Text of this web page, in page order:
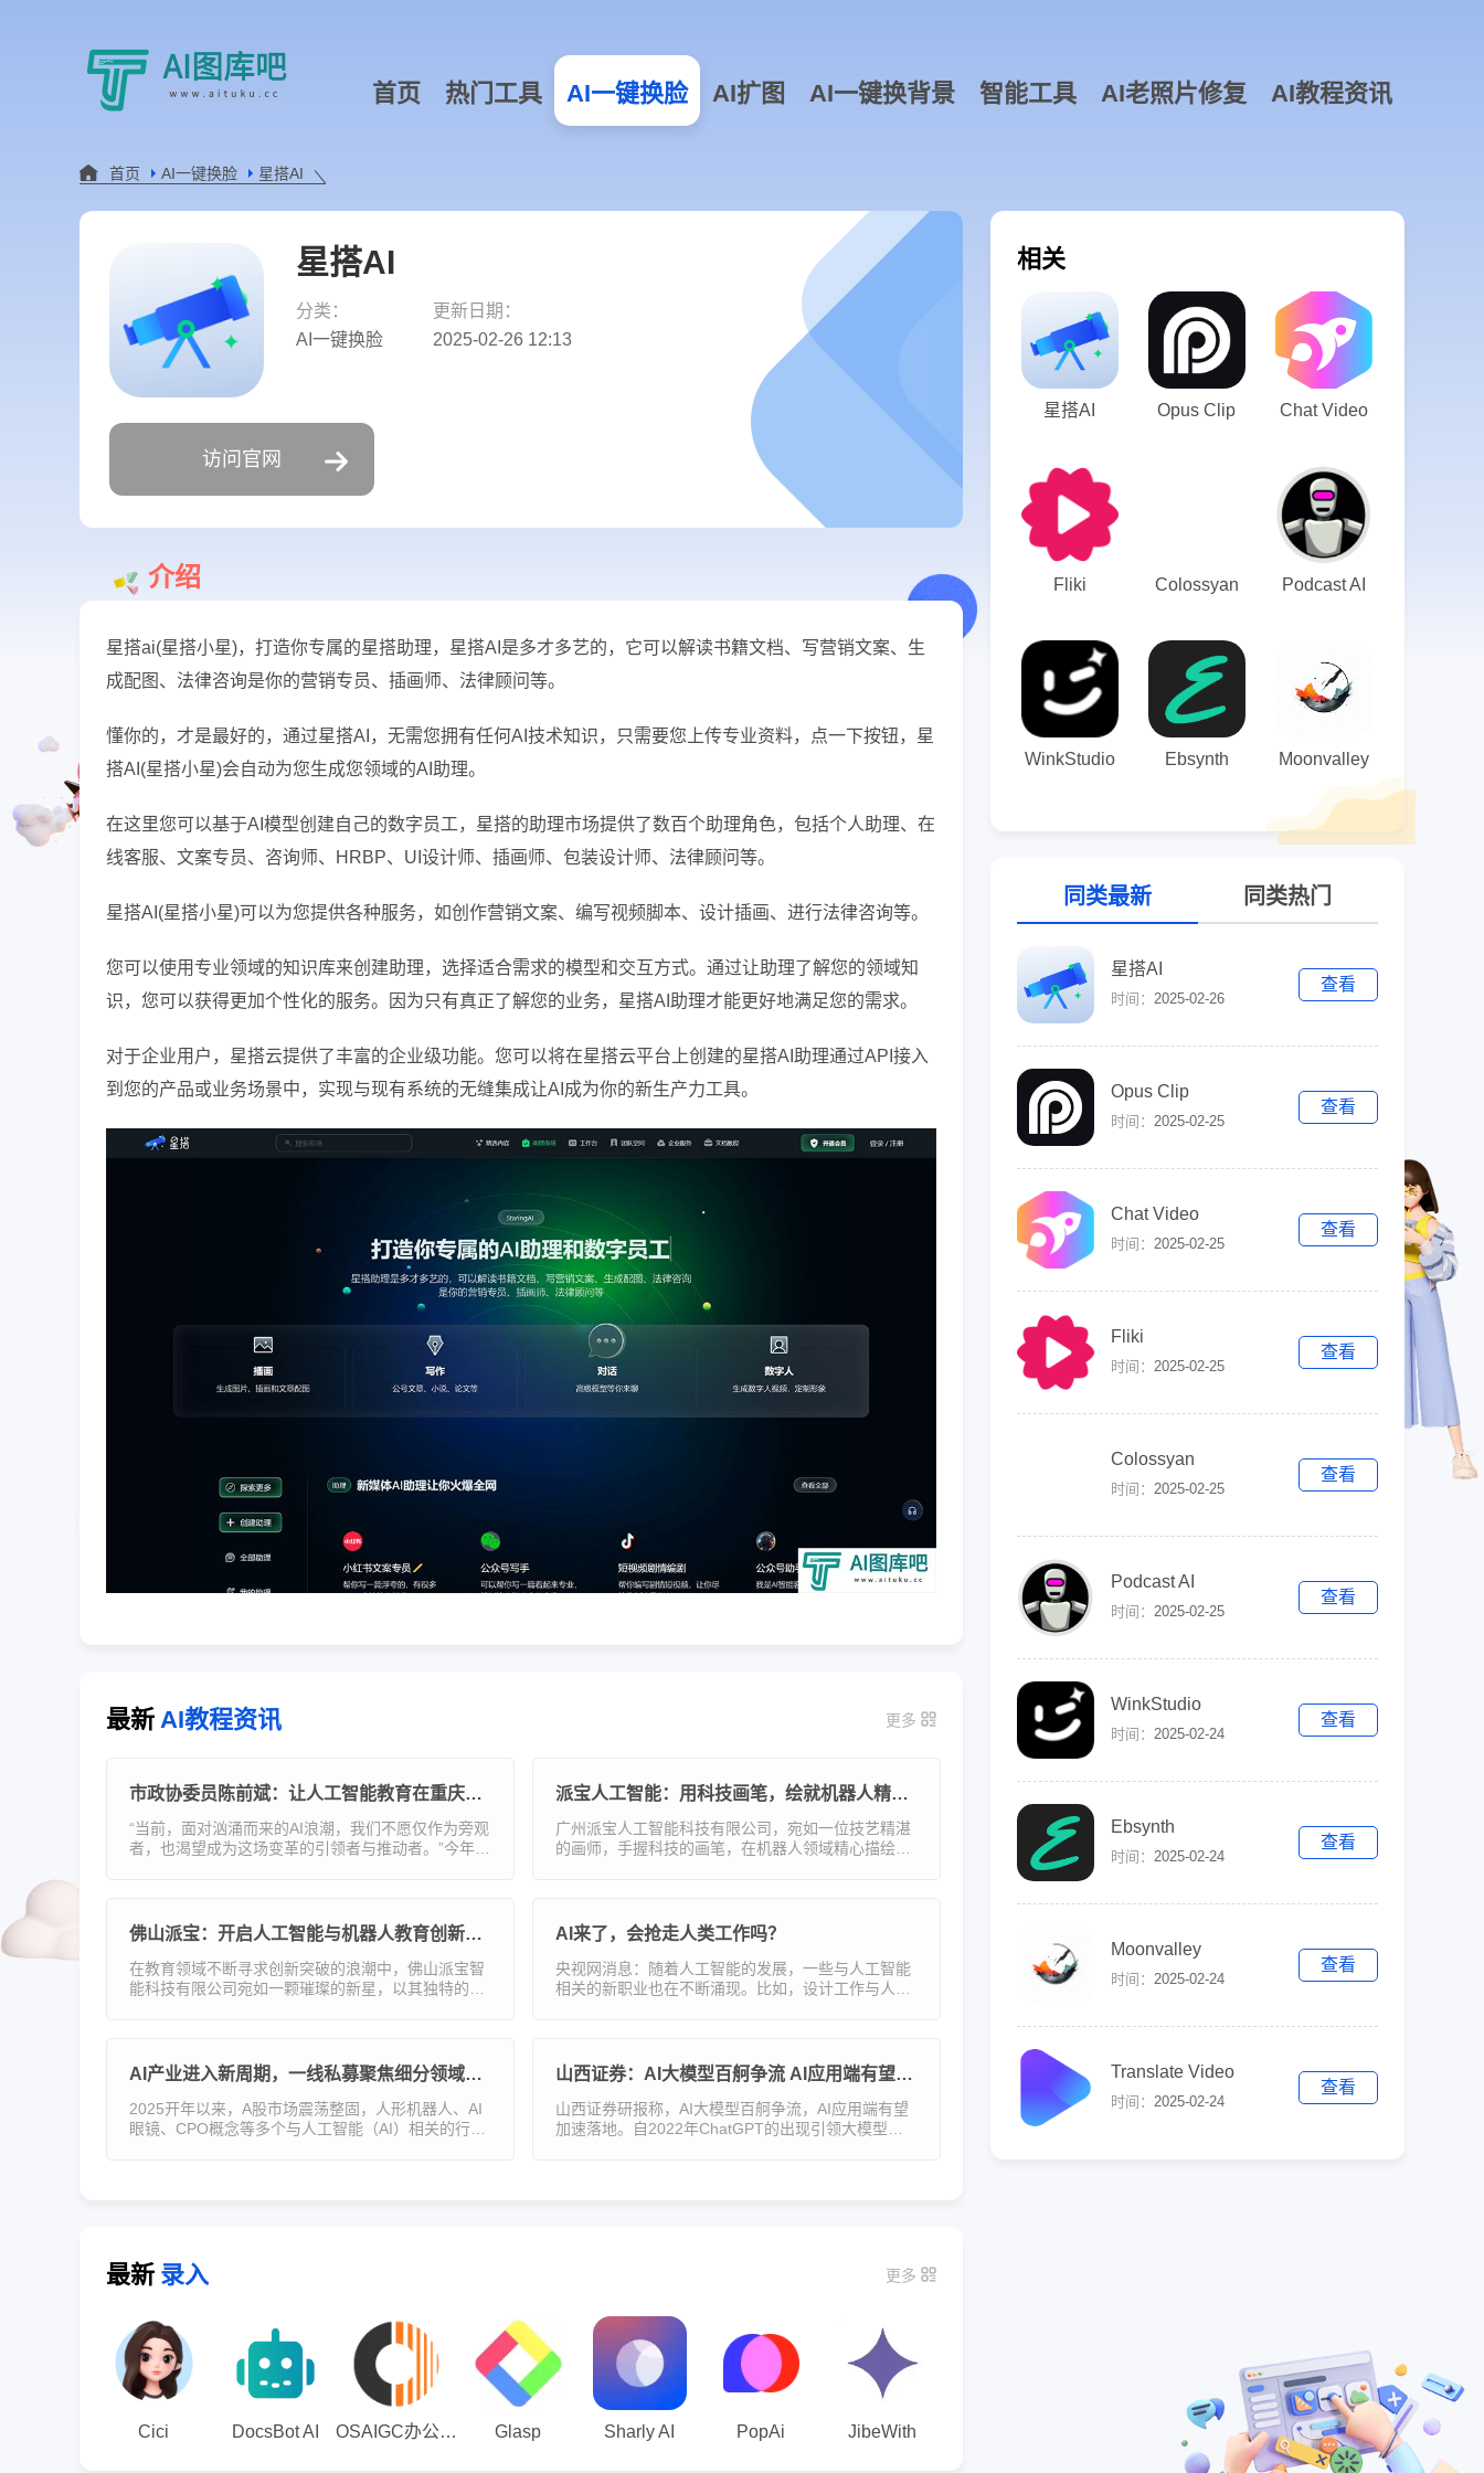
首页 热门工具 AI一键换脸 AI扩图 AI一键换背景 智能工具 AI老照片修复 AI教程资讯
首页 AI一键换脸 星搭AI
星搭AI
分类：
AI一键换脸
更新日期：
2025-02-26 12:13
访问官网
介绍
星搭ai(星搭小星)，打造你专属的星搭助理，星搭AI是多才多艺的，它可以解读书籍文档、写营销文案、生
成配图、法律咨询是你的营销专员、插画师、法律顾问等。
懂你的，才是最好的，通过星搭AI，无需您拥有任何AI技术知识，只需要您上传专业资料，点一下按钮，星
搭AI(星搭小星)会自动为您生成您领域的AI助理。
在这里您可以基于AI模型创建自己的数字员工，星搭的助理市场提供了数百个助理角色，包括个人助理、在
线客服、文案专员、咨询师、HRBP、UI设计师、插画师、包装设计师、法律顾问等。
星搭AI(星搭小星)可以为您提供各种服务，如创作营销文案、编写视频脚本、设计插画、进行法律咨询等。
您可以使用专业领域的知识库来创建助理，选择适合需求的模型和交互方式。通过让助理了解您的领域知
识，您可以获得更加个性化的服务。因为只有真正了解您的业务，星搭AI助理才能更好地满足您的需求。
对于企业用户，星搭云提供了丰富的企业级功能。您可以将在星搭云平台上创建的星搭AI助理通过API接入
到您的产品或业务场景中，实现与现有系统的无缝集成让AI成为你的新生产力工具。
最新 AI教程资讯 更多
市政协委员陈前斌：让人工智能教育在重庆市中小学落地生根
“当前，面对汹涌而来的AI浪潮，我们不愿仅作为旁观
者，也渴望成为这场变革的引领者与推动者。”今年全
派宝人工智能：用科技画笔，绘就机器人精彩画卷
广州派宝人工智能科技有限公司，宛如一位技艺精湛
的画师，手握科技的画笔，在机器人领域精心描绘出
佛山派宝：开启人工智能与机器人教育创新之门
在教育领域不断寻求创新突破的浪潮中，佛山派宝智
能科技有限公司宛如一颗璀璨的新星，以其独特的创
AI来了，会抢走人类工作吗？
央视网消息：随着人工智能的发展，一些与人工智能
相关的新职业也在不断涌现。比如，设计工作与人工
AI产业进入新周期，一线私募聚焦细分领域新机会
2025开年以来，A股市场震荡整固，人形机器人、AI
眼镜、CPO概念等多个与人工智能（AI）相关的行业
山西证券：AI大模型百舸争流 AI应用端有望加速落地
山西证券研报称，AI大模型百舸争流，AI应用端有望
加速落地。自2022年ChatGPT的出现引领大模型浪
最新 录入 更多
Cici DocsBot AI OSAIGC办公助手 Glasp Sharly AI PopAi JibeWith
相关
星搭AI Opus Clip Chat Video
Fliki Colossyan Podcast AI
WinkStudio Ebsynth Moonvalley
同类最新 同类热门
星搭AI
时间： 2025-02-26
查看
Opus Clip
时间： 2025-02-25
查看
Chat Video
时间： 2025-02-25
查看
Fliki
时间： 2025-02-25
查看
Colossyan
时间： 2025-02-25
查看
Podcast AI
时间： 2025-02-25
查看
WinkStudio
时间： 2025-02-24
查看
Ebsynth
时间： 2025-02-24
查看
Moonvalley
时间： 2025-02-24
查看
Translate Video
时间： 2025-02-24
查看